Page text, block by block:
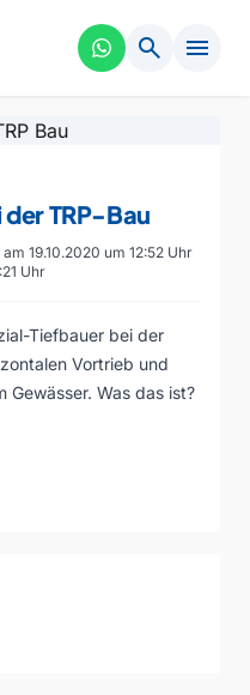
search menu
TRP-Bau
19.10.2020 um 12:52 Uhr
Uhr
Tiefbauer bei der
Vortrieb und
Gewässer. Was das ist?